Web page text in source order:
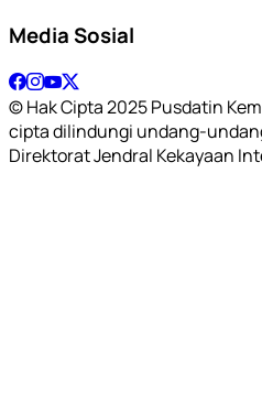
Media Sosial
© Hak Cipta 2025 Pusdatin
cipta dilindungi undang-
Direktorat Jendral Kekayaan